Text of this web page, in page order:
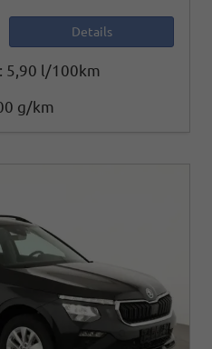
Details
5,90 l/100km
g/km